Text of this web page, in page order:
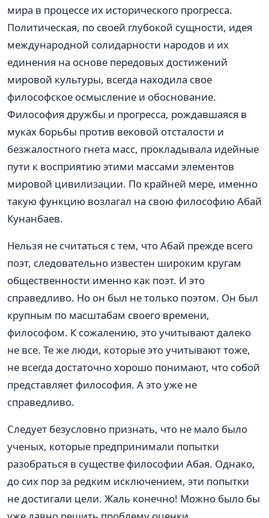
мира в процессе их исторического прогресса.
Политическая, по своей глубокой сущности, идея
международной солидарности народов и их
единения на основе передовых достижений
мировой культуры, всегда находила свое
философское осмысление и обоснование.
Философия дружбы и прогресса, рождавшаяся в
муках борьбы против вековой отсталости и
безжалостного гнета масс, прокладывала идейные
пути к восприятию этими массами элементов
мировой цивилизации. По крайней мере, именно
такую функцию возлагал на свою философию Абай
Кунанбаев.
Нельзя не считаться с тем, что Абай прежде всего
поэт, следовательно известен широким кругам
общественности именно как поэт. И это
справедливо. Но он был не только поэтом. Он был
крупным по масштабам своего времени,
философом. К сожалению, это учитывают далеко
не все. Те же люди, которые это учитывают тоже,
не всегда достаточно хорошо понимают, что собой
представляет философия. А это уже не
справедливо.
Следует безусловно признать, что не мало было
ученых, которые предпринимали попытки
разобраться в существе философии Абая. Однако,
до сих пор за редким исключением, эти попытки
не достигали цели. Жаль конечно! Можно было бы